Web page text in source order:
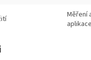
Měření
aplikace